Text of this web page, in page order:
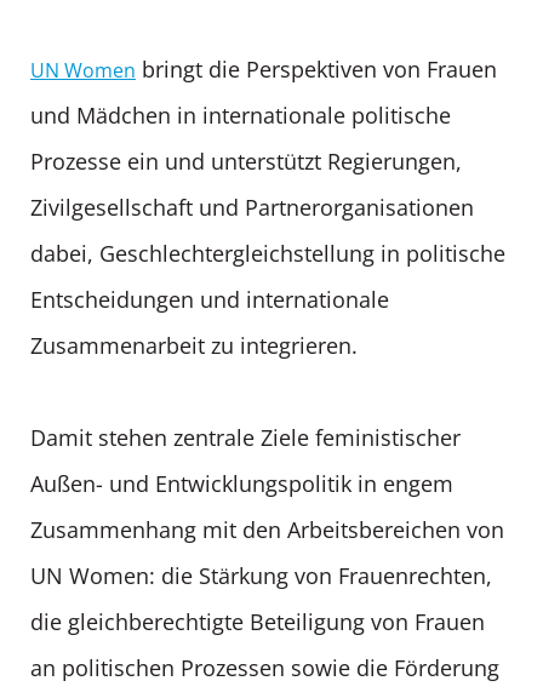
UN Women bringt die Perspektiven von Frauen
und Mädchen in internationale politische
Prozesse ein und unterstützt Regierungen,
Zivilgesellschaft und Partnerorganisationen
dabei, Geschlechtergleichstellung in politische
Entscheidungen und internationale
Zusammenarbeit zu integrieren.
Damit stehen zentrale Ziele feministischer
Außen- und Entwicklungspolitik in engem
Zusammenhang mit den Arbeitsbereichen von
UN Women: die Stärkung von Frauenrechten,
die gleichberechtigte Beteiligung von Frauen
an politischen Prozessen sowie die Förderung